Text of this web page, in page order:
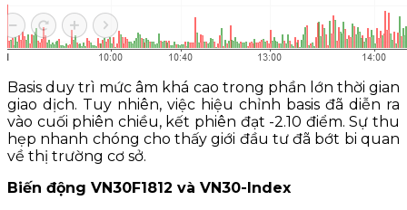
Basis duy trì mức âm khá cao trong phần lớn thời gian
giao dịch. Tuy nhiên, việc hiệu chỉnh basis đã diễn ra
vào cuối phiên chiều, kết phiên đạt -2.10 điểm. Sự thu
hẹp nhanh chóng cho thấy giới đầu tư đã bớt bi quan
về thị trường cơ sở.
Biến động VN30F1812 và VN30-Index